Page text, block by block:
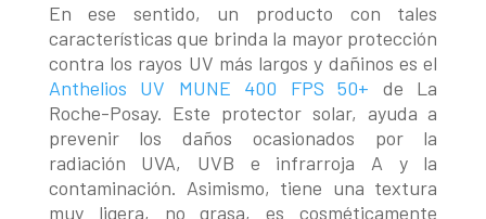
En ese sentido, un producto con tales
características que brinda la mayor protección
contra los rayos UV más largos y dañinos es el
Anthelios UV MUNE 400 FPS 50+ de La
Roche-Posay. Este protector solar, ayuda a
prevenir los daños ocasionados por la
radiación UVA, UVB e infrarroja A y la
contaminación. Asimismo, tiene una textura
muy ligera, no grasa, es cosméticamente